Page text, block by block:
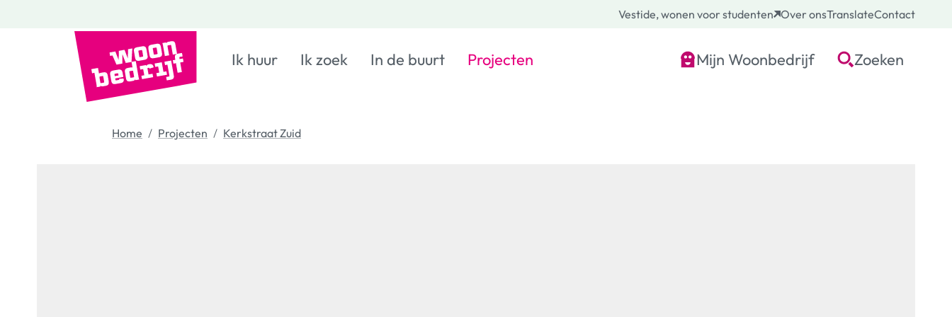
Vestide, wonen voor studenten Over onsTranslateContact
Ik huur Ik zoek In de buurt Projecten Mijn Woonbedrijf Zoeken
Home Projecten Kerkstraat Zuid